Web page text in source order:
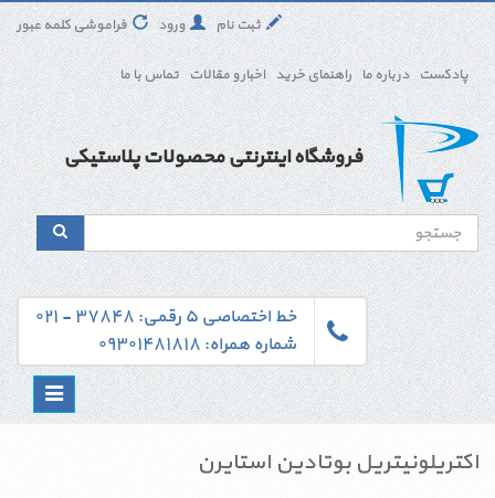
ثبت نام ورود فراموشی کلمه عبور
پادکست درباره ما راهنمای خرید اخبار و مقالات تماس با ما
فروشگاه اینترنتی محصولات پلاستیکی
خط اختصاصی ۵ رقمی: ۳۷۸۴۸ - ۰۲۱
شماره همراه: ۰۹۳۰۱۴۸۱۸۱۸
Toggle
اکتریلونیتریل بوتادین استایرن